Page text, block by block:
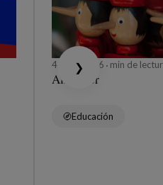
4, ago, 2026 min de
Affabuler
Educación
❯